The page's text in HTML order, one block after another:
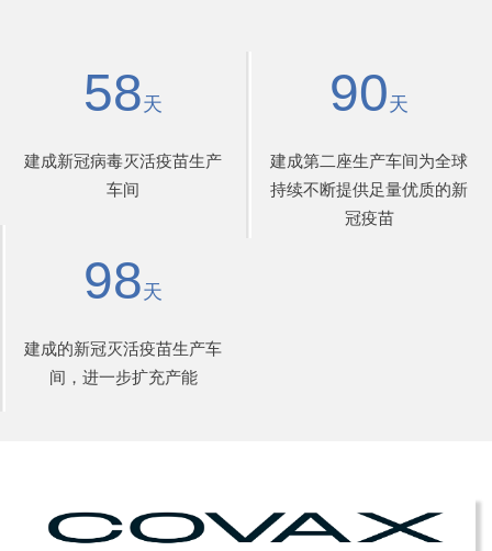
58天
建成新冠病毒灭活疫苗生产
车间
90天
建成第二座生产车间为全球
持续不断提供足量优质的新
冠疫苗
98天
建成的新冠灭活疫苗生产车
间，进一步扩充产能